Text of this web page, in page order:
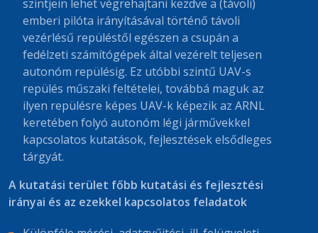
szintjein lehet végrehajtani kezdve a (távoli)
emberi pilóta irányításával történő távoli
vezérlésű repüléstől egészen a csupán a
fedélzeti számítógépek által vezérelt teljesen
autonóm repülésig. Ez utóbbi szintű UAV-s
repülés műszaki feltételei, továbbá maguk az
ilyen repülésre képes UAV-k képezik az ARNL
keretében folyó autonóm légi járművekkel
kapcsolatos kutatások, fejlesztések elsődleges
tárgyát.
A kutatási terület főbb kutatási és fejlesztési
irányai és az ezekkel kapcsolatos feladatok